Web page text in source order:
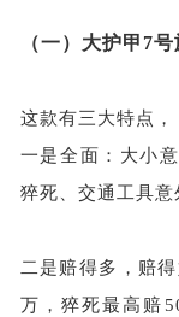
（一） 大护甲 7号
这款有三大特点，
一是全面：大小
猝死、交通工具意
二是赔得多，赔
万，猝死最高赔